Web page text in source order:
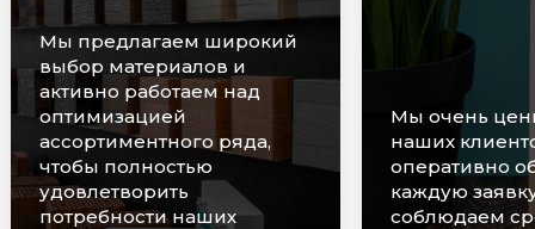
Мы предлагаем широкий
выбор материалов и
активно работаем над
оптимизацией
ассортиментного ряда,
чтобы полностью
удовлетворить
потребности наших
Мы очень
наших
оперативно
каждую
соблюдаем